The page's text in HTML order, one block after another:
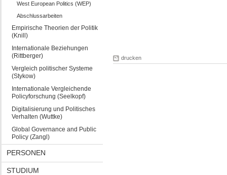
West European Politics (WEP)
Abschlussarbeiten
Empirische Theorien der Politik
(Knill)
Internationale Beziehungen
(Rittberger)
Vergleich politischer Systeme
(Stykow)
Internationale Vergleichende
Policyforschung (Seelkopf)
Digitalisierung und Politisches
Verhalten (Wuttke)
Global Governance and Public
Policy (Zangl)
PERSONEN
STUDIUM
drucken